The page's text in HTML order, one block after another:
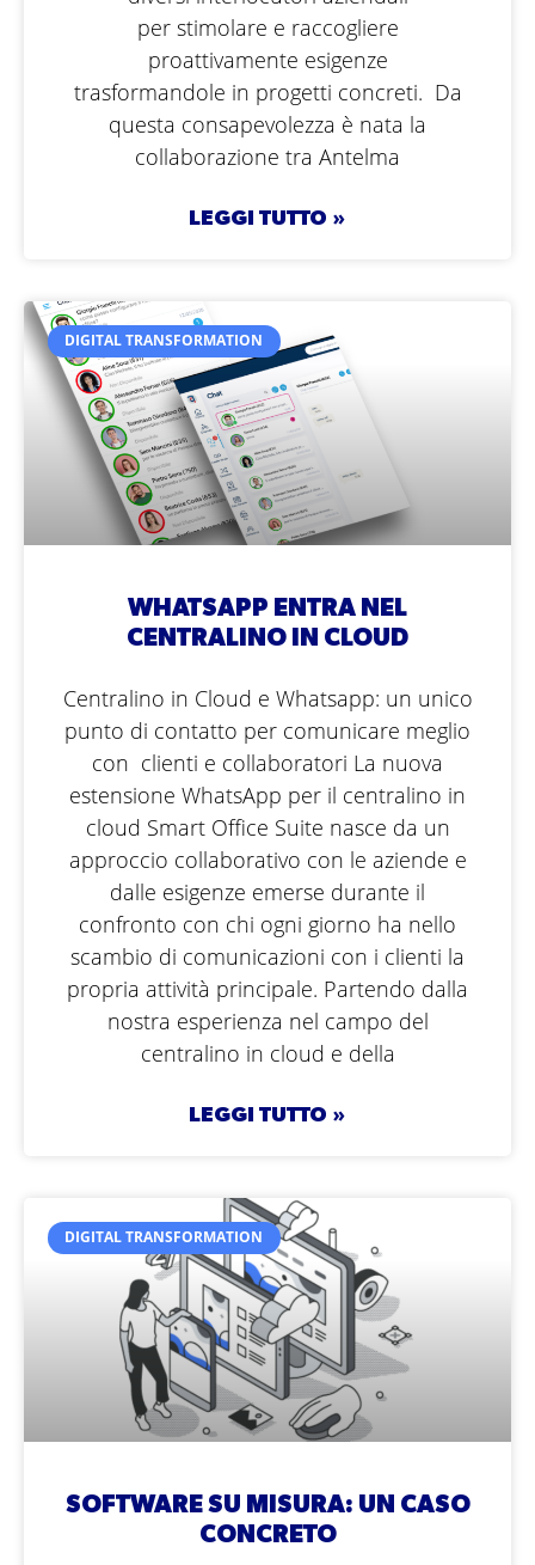
per stimolare e raccogliere
proattivamente esigenze
trasformandole in progetti concreti. Da
questa consapevolezza è nata la
collaborazione tra Antelma
LEGGI TUTTO »
DIGITAL TRANSFORMATION
WHATSAPP ENTRA NEL
CENTRALINO IN CLOUD
Centralino in Cloud e Whatsapp: un unico
punto di contatto per comunicare meglio
con clienti e collaboratori La nuova
estensione WhatsApp per il centralino in
cloud Smart Office Suite nasce da un
approccio collaborativo con le aziende e
dalle esigenze emerse durante il
confronto con chi ogni giorno ha nello
scambio di comunicazioni con i clienti la
propria attività principale. Partendo dalla
nostra esperienza nel campo del
centralino in cloud e della
LEGGI TUTTO »
DIGITAL TRANSFORMATION
SOFTWARE SU MISURA: UN CASO
CONCRETO